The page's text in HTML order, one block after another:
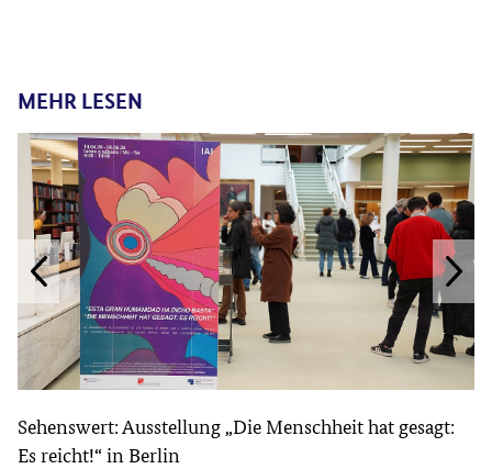
MEHR LESEN
Sehenswert: Ausstellung „Die Menschheit hat gesagt:
Es reicht!“ in Berlin